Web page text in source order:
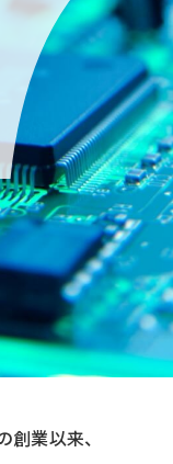
創業以来、